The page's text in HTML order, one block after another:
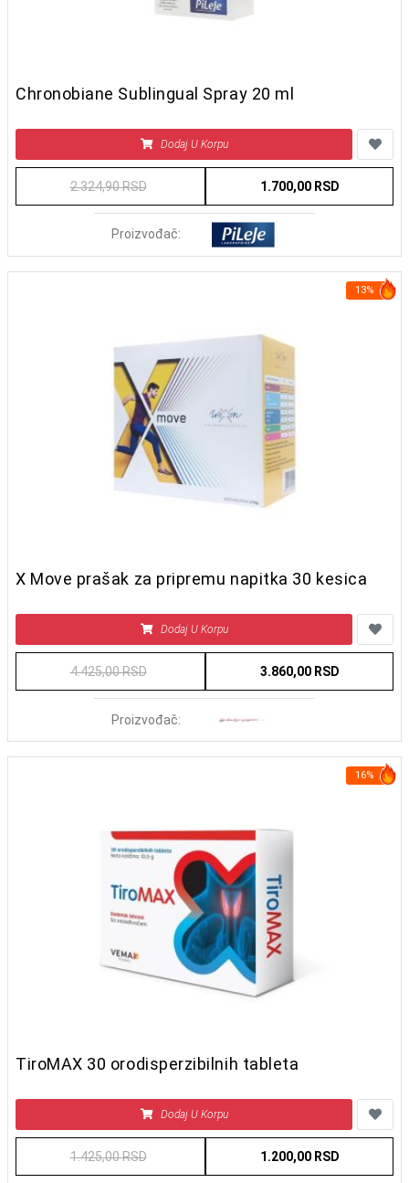
Chronobiane Sublingual Spray 20 ml
Dodaj U Korpu
2.324,90 RSD 1.700,00 RSD
Proizvođač:
13%
X Move prašak za pripremu napitka 30 kesica
Dodaj U Korpu
4.425,00 RSD 3.860,00 RSD
Proizvođač:
16%
TiroMAX 30 orodisperzibilnih tableta
Dodaj U Korpu
1.425,00 RSD 1.200,00 RSD